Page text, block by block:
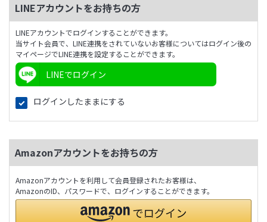
LINEアカウントをお持ちの方
LINEアカウントでログインすることができます。
当サイト会員で、LINE連携をされていないお客様についてはログイン後の
マイページでLINE連携を設定することができます。
LINEでログイン
ログインしたままにする
Amazonアカウントをお持ちの方
Amazonアカウントを利用して会員登録されたお客様は、
AmazonのID、パスワードで、ログインすることができます。